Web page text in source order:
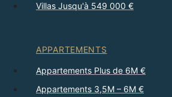
Villas Jusqu'à 549 000 €
APPARTEMENTS
Appartements Plus de 6M €
Appartements 3,5M – 6M €